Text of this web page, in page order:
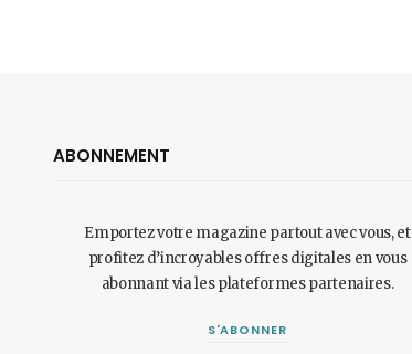
ABONNEMENT
Emportez votre magazine partout avec vous, et
profitez d’incroyables offres digitales en vous
abonnant via les plateformes partenaires.
S'ABONNER